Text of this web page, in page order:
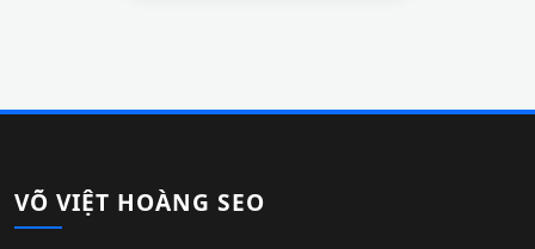
VÕ VIỆT HOÀNG SEO